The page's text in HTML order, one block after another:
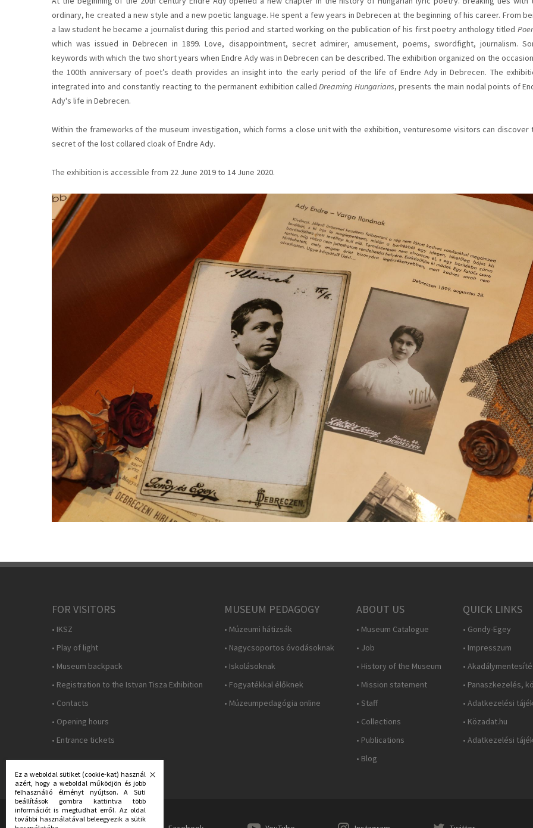
ordinary, he created a new style and a new poetic language. He spent a few years in Debrecen at the beginning of his career. From
a law student he became a journalist during this period and started working on the publication of his first poetry anthology titled
which was issued in Debrecen in 1899. Love, disappointment, secret admirer, amusement, poems, swordfight, journalism.
keywords with which the two short years when Endre Ady was in Debrecen can be described. The exhibition organized on the
the 100th anniversary of poet’s death provides an insight into the early period of the life of Endre Ady in Debrecen. The
integrated into and constantly reacting to the permanent exhibition calledDreaming Hungarians, presents the main nodal points of
Ady's life in Debrecen.
Within the frameworks of the museum investigation, which forms a close unit with the exhibition, venturesome visitors can discover
secret of the lost collared cloak of Endre Ady.
The exhibition is accessible from 22 June 2019 to 14 June 2020.
FOR VISITORS
• IKSZ
• Play of light
• Museum backpack
• Registration to the Istvan Tisza Exhibition
• Contacts
• Opening hours
• Entrance tickets
MUSEUM PEDAGOGY
• Múzeumi hátizsák
• Nagycsoportos óvodásoknak
• Iskolásoknak
• Fogyatékkal élőknek
• Múzeumpedagógia online
ABOUT US
• Museum Catalogue
• Job
• History of the Museum
• Mission statement
• Staff
• Collections
• Publications
• Blog
QUICK LINKS
• Gondy-Egey
• Impresszum
•
• Panaszkezelés,
• Adatkezelési
• Közadat.hu
• Adatkezelési
Ez a weboldal sütiket (cookie-kat) használ
azért, hogy a weboldal működjön és jobb
felhasználió élményt nyújtson. A Süti
beállítások gombra kattintva több
információt is megtudhat erről. Az oldal
további használatával beleegyezik a sütik